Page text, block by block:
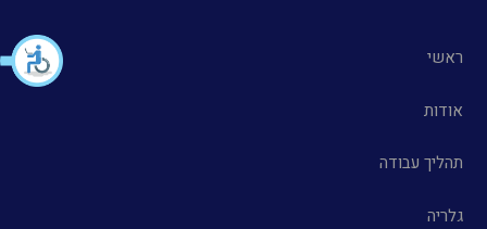
ראשי
אודות
תהליך עבודה
גלריה